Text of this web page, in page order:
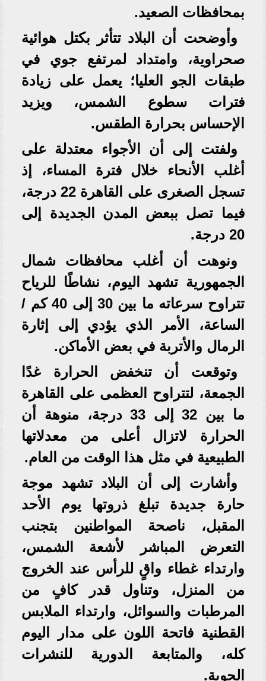
بمحافظات الصعيد.
وأوضحت أن البلاد تتأثر بكتل هوائية
صحراوية، وامتداد لمرتفع جوي في
طبقات الجو العليا؛ يعمل على زيادة
فترات سطوع الشمس، ويزيد
الإحساس بحرارة الطقس.
ولفتت إلى أن الأجواء معتدلة على
أغلب الأنحاء خلال فترة المساء، إذ
تسجل الصغرى على القاهرة 22 درجة،
فيما تصل ببعض المدن الجديدة إلى
20 درجة.
ونوهت أن أغلب محافظات شمال
الجمهورية تشهد اليوم، نشاطًا للرياح
تتراوح سرعاته ما بين 30 إلى 40 كم /
الساعة، الأمر الذي يؤدي إلى إثارة
الرمال والأتربة في بعض الأماكن.
وتوقعت أن تنخفض الحرارة غدًا
الجمعة، لتتراوح العظمى على القاهرة
ما بين 32 إلى 33 درجة، منوهة أن
الحرارة لاتزال أعلى من معدلاتها
الطبيعية في مثل هذا الوقت من العام.
وأشارت إلى أن البلاد تشهد موجة
حارة جديدة تبلغ ذروتها يوم الأحد
المقبل، ناصحة المواطنين بتجنب
التعرض المباشر لأشعة الشمس،
وارتداء غطاء واقٍ للرأس عند الخروج
من المنزل، وتناول قدر كافٍ من
المرطبات والسوائل، وارتداء الملابس
القطنية فاتحة اللون على مدار اليوم
كله، والمتابعة الدورية للنشرات
الجوية.